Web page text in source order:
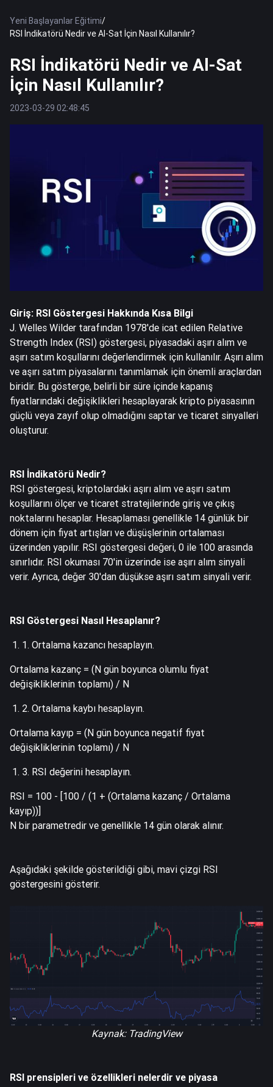
Yeni Başlayanlar Eğitimi/
RSI İndikatörü Nedir ve Al-Sat İçin Nasıl Kullanılır?
RSI İndikatörü Nedir ve Al-Sat
İçin Nasıl Kullanılır?
2023-03-29 02:48:45
Giriş: RSI Göstergesi Hakkında Kısa Bilgi
J. Welles Wilder tarafından 1978'de icat edilen Relative
Strength Index (RSI) göstergesi, piyasadaki aşırı alım ve
aşırı satım koşullarını değerlendirmek için kullanılır. Aşırı alım
ve aşırı satım piyasalarını tanımlamak için önemli araçlardan
biridir. Bu gösterge, belirli bir süre içinde kapanış
fiyatlarındaki değişiklikleri hesaplayarak kripto piyasasının
güçlü veya zayıf olup olmadığını saptar ve ticaret sinyalleri
oluşturur.
RSI İndikatörü Nedir?
RSI göstergesi, kriptolardaki aşırı alım ve aşırı satım
koşullarını ölçer ve ticaret stratejilerinde giriş ve çıkış
noktalarını hesaplar. Hesaplaması genellikle 14 günlük bir
dönem için fiyat artışları ve düşüşlerinin ortalaması
üzerinden yapılır. RSI göstergesi değeri, 0 ile 100 arasında
sınırlıdır. RSI okuması 70'in üzerinde ise aşırı alım sinyali
verir. Ayrıca, değer 30'dan düşükse aşırı satım sinyali verir.
RSI Göstergesi Nasıl Hesaplanır?
1. Ortalama kazancı hesaplayın.
Ortalama kazanç = (N gün boyunca olumlu fiyat
değişikliklerinin toplamı) / N
2. Ortalama kaybı hesaplayın.
Ortalama kayıp = (N gün boyunca negatif fiyat
değişikliklerinin toplamı) / N
3. RSI değerini hesaplayın.
RSI = 100 - [100 / (1 + (Ortalama kazanç / Ortalama
kayıp))]
N bir parametredir ve genellikle 14 gün olarak alınır.
Aşağıdaki şekilde gösterildiği gibi, mavi çizgi RSI
göstergesini gösterir.
Kaynak: TradingView
RSI prensipleri ve özellikleri nelerdir ve piyasa